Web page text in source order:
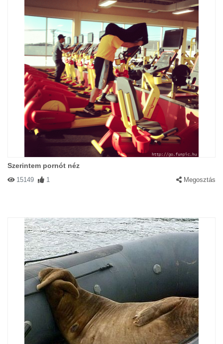
Szerintem pornót néz
15149 1 Megosztás